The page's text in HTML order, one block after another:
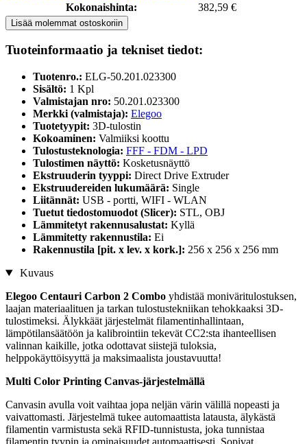
Kokonaishinta:
382,59 €
Lisää molemmat ostoskoriin
Tuoteinformaatio ja tekniset tiedot:
Tuotenro.: ELG-50.201.023300
Sisältö: 1 Kpl
Valmistajan nro: 50.201.023300
Merkki (valmistaja): Elegoo
Tuotetyypit: 3D-tulostin
Kokoaminen: Valmiiksi koottu
Tulostusteknologia: FFF - FDM - LPD
Tulostimen näyttö: Kosketusnäyttö
Ekstruuderin tyyppi: Direct Drive Extruder
Ekstruudereiden lukumäärä: Single
Liitännät: USB - portti, WIFI - WLAN
Tuetut tiedostomuodot (Slicer): STL, OBJ
Lämmitetyt rakennusalustat: Kyllä
Lämmitetty rakennustila: Ei
Rakennustila [pit. x lev. x kork.]: 256 x 256 x 256 mm
Kuvaus
Elegoo Centauri Carbon 2 Combo yhdistää moniväritulostuksen,
laajan materiaalituen ja tarkan tulostustekniikan tehokkaaksi 3D-
tulostimeksi. Älykkäät järjestelmät filamentinhallintaan,
lämpötilansäätöön ja kalibrointiin tekevät CC2:sta ihanteellisen
valinnan kaikille, jotka odottavat siistejä tuloksia,
helppokäyttöisyyttä ja maksimaalista joustavuutta!
Multi Color Printing Canvas-järjestelmällä
Canvasin avulla voit vaihtaa jopa neljän värin välillä nopeasti ja
vaivattomasti. Järjestelmä tukee automaattista latausta, älykästä
filamentin varmistusta sekä RFID-tunnistusta, joka tunnistaa
filamentin tyypin ja ominaisuudet automaattisesti. Sopivat